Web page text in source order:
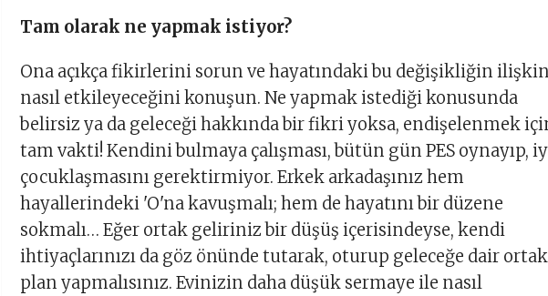
Tam olarak ne yapmak istiyor?
Ona açıkça fikirlerini sorun ve hayatındaki bu değişikliğin
nasıl etkileyeceğini konuşun. Ne yapmak istediği konusunda
belirsiz ya da geleceği hakkında bir fikri yoksa, endişelenmek
tam vakti! Kendini bulmaya çalışması, bütün gün PES oynayıp,
çocuklaşmasını gerektirmiyor. Erkek arkadaşınız hem
hayallerindeki 'O'na kavuşmalı; hem de hayatını bir düzene
sokmalı… Eğer ortak geliriniz bir düşüş içerisindeyse, kendi
ihtiyaçlarınızı da göz önünde tutarak, oturup geleceğe dair
plan yapmalısınız. Evinizin daha düşük sermaye ile nasıl